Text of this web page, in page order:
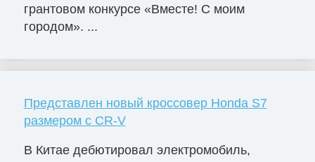
грантовом конкурсе «Вместе! С моим
городом». ...
Представлен новый кроссовер Honda S7
размером с CR-V
В Китае дебютировал электромобиль,